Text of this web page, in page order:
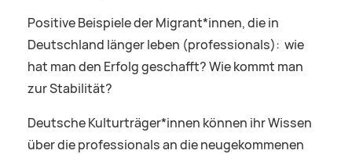
Positive Beispiele der Migrant*innen, die in
Deutschland länger leben (professionals): wie
hat man den Erfolg geschafft? Wie kommt man
zur Stabilität?
Deutsche Kulturträger*innen können ihr Wissen
über die professionals an die neugekommenen